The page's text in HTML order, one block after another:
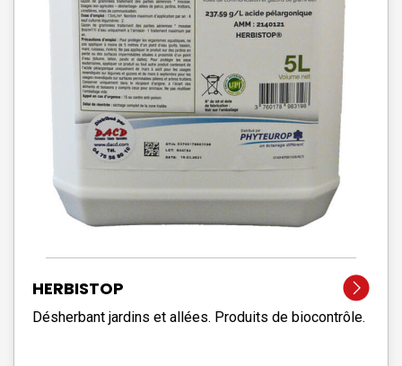
HERBISTOP
Désherbant jardins et allées. Produits de biocontrôle.